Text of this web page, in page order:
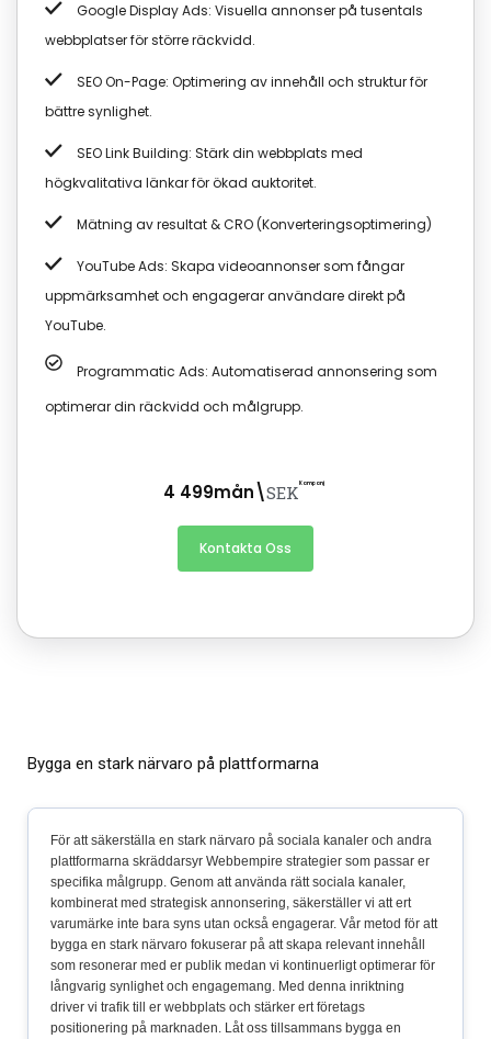
4 499mån\SEK Kampanj
Google Display Ads: Visuella annonser på tusentals
webbplatser för större räckvidd.
SEO On-Page: Optimering av innehåll och struktur för
bättre synlighet.
SEO Link Building: Stärk din webbplats med
högkvalitativa länkar för ökad auktoritet.
Mätning av resultat & CRO (Konverteringsoptimering)
YouTube Ads: Skapa videoannonser som fångar
uppmärksamhet och engagerar användare direkt på
YouTube.
Programmatic Ads: Automatiserad annonsering som
optimerar din räckvidd och målgrupp.
Kontakta Oss
Bygga en stark närvaro på plattformarna
För att säkerställa en stark närvaro på sociala kanaler och andra
plattformarna skräddarsyr Webbempire strategier som passar er
specifika målgrupp. Genom att använda rätt sociala kanaler,
kombinerat med strategisk annonsering, säkerställer vi att ert
varumärke inte bara syns utan också engagerar. Vår metod för att
bygga en stark närvaro fokuserar på att skapa relevant innehåll
som resonerar med er publik medan vi kontinuerligt optimerar för
långvarig synlighet och engagemang. Med denna inriktning
driver vi trafik till er webbplats och stärker ert företags
positionering på marknaden. Låt oss tillsammans bygga en